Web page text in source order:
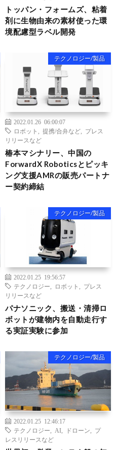
トッパン・フォームズ、粘着
剤に生物由来の素材使った環
境配慮型ラベル開発
テクノロジー/製品
2022.01.26 06:00:07
ロボット
提携/合弁など
プレス
リリースなど
椿本マシナリー、中国の
ForwardX Roboticsとピッキ
ング支援AMRの販売パートナ
ー契約締結
テクノロジー/製品
2022.01.25 19:56:57
テクノロジー
ロボット
プレス
リリースなど
パナソニック、搬送・清掃ロ
ボットが建物内を自動走行す
る実証実験に参加
テクノロジー/製品
2022.01.25 12:46:17
テクノロジー
AI ドローン
プ
レスリリースなど